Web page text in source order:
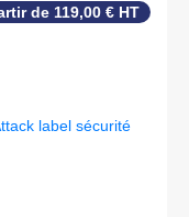
de 119,00 € HT